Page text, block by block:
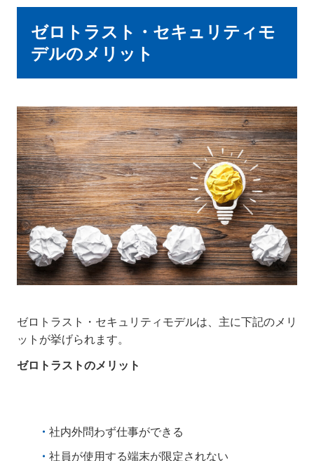
ゼロトラスト・セキュリティモ
デルのメリット
ゼロトラスト・セキュリティモデルは、主に下記のメリ
ットが挙げられます。
ゼロトラストのメリット
社内外問わず仕事ができる
社員が使用する端末が限定されない